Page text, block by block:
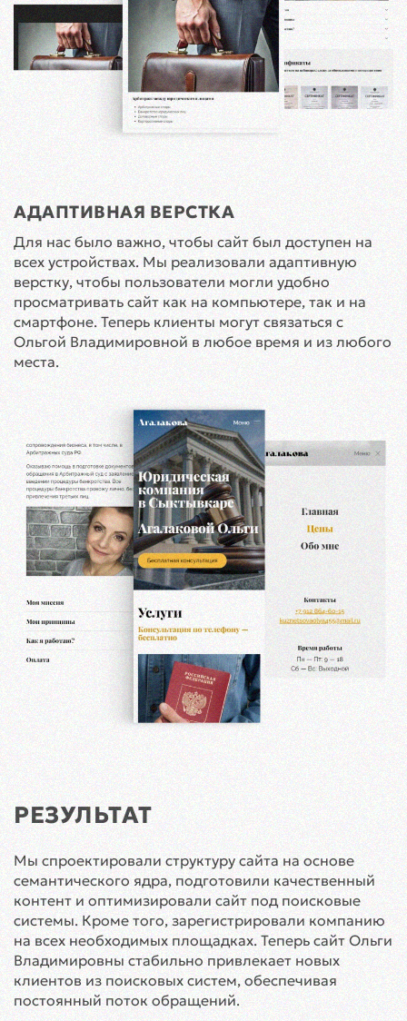
АДАПТИВНАЯ ВЕРСТКА
Для нас было важно, чтобы сайт был доступен на
всех устройствах. Мы реализовали адаптивную
верстку, чтобы пользователи могли удобно
просматривать сайт как на компьютере, так и на
смартфоне. Теперь клиенты могут связаться с
Ольгой Владимировной в любое время и из любого
места.
РЕЗУЛЬТАТ
Мы спроектировали структуру сайта на основе
семантического ядра, подготовили качественный
контент и оптимизировали сайт под поисковые
системы. Кроме того, зарегистрировали компанию
на всех необходимых площадках. Теперь сайт Ольги
Владимировны стабильно привлекает новых
клиентов из поисковых систем, обеспечивая
постоянный поток обращений.